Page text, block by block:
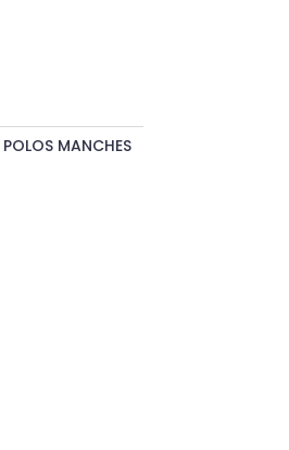
POLOS MANCHES